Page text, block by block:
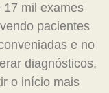
17 mil exames
pacientes
e no
diagnósticos,
o início mais